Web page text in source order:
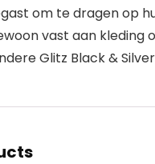
om te dragen op
vast aan kleding
Glitz Black &